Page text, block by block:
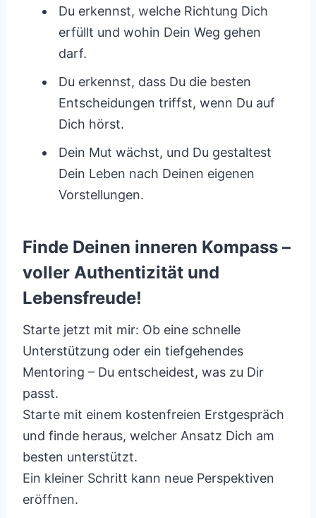
Du erkennst, welche Richtung Dich
erfüllt und wohin Dein Weg gehen
darf.
Du erkennst, dass Du die besten
Entscheidungen triffst, wenn Du auf
Dich hörst.
Dein Mut wächst, und Du gestaltest
Dein Leben nach Deinen eigenen
Vorstellungen.
Finde Deinen inneren Kompass –
voller Authentizität und
Lebensfreude!
Starte jetzt mit mir: Ob eine schnelle
Unterstützung oder ein tiefgehendes
Mentoring – Du entscheidest, was zu Dir
passt.
Starte mit einem kostenfreien Erstgespräch
und finde heraus, welcher Ansatz Dich am
besten unterstützt.
Ein kleiner Schritt kann neue Perspektiven
eröffnen.